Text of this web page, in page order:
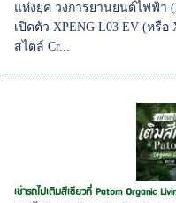
แห่งยุค วงการยานยนต์ไฟฟ้า
เปิดตัว XPENG L03 EV (หรื
สไตล์ Cr...
เช่ารถไปเติมสีเขียวที่ Patom Organic